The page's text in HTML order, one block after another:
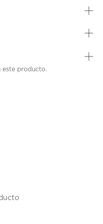
este producto.